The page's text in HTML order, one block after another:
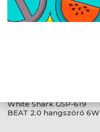
White Shark GSP-619
BEAT 2.0 hangszóró 6W